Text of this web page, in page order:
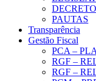
PAUTAS
Transparência
Gestão Fiscal
PCA –
RGF –
RGF –